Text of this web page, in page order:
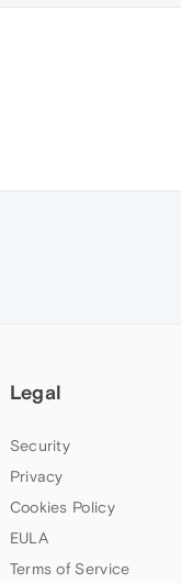
Legal
Security
Privacy
Cookies Policy
EULA
Terms of Service